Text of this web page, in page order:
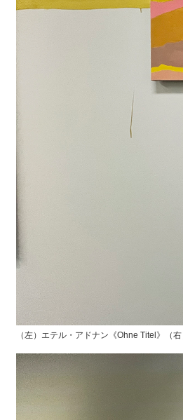
（左）エテル・アドナン《Ohne Titel》（